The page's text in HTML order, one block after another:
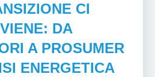
CI
DA
A PROSUMER
ENERGETICA